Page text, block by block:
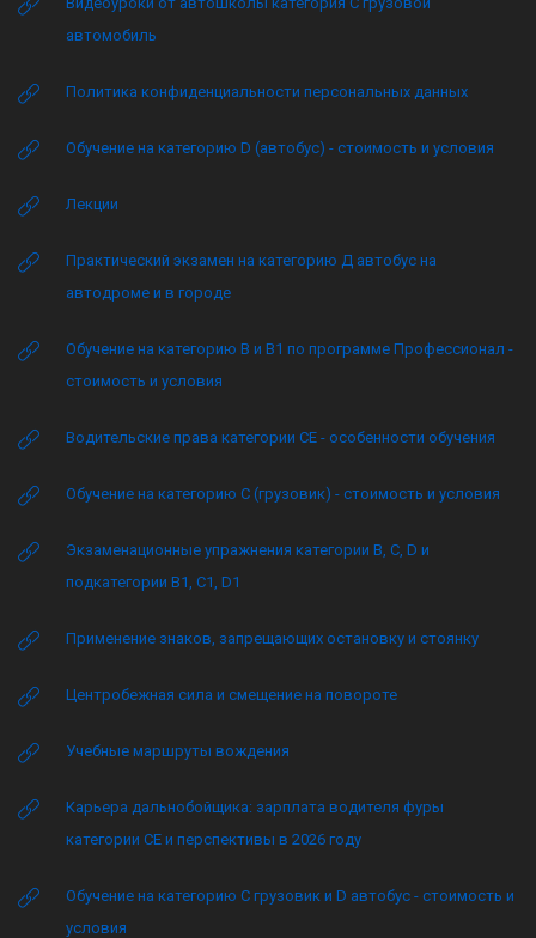
автомобиль
Политика конфиденциальности персональных данных
Обучение на категорию D (автобус) - стоимость и условия
Лекции
Практический экзамен на категорию Д автобус на
автодроме и в городе
Обучение на категорию B и B1 по программе Профессионал -
стоимость и условия
Водительские права категории CE - особенности обучения
Обучение на категорию C (грузовик) - стоимость и условия
Экзаменационные упражнения категории B, C, D и
подкатегории B1, C1, D1
Применение знаков, запрещающих остановку и стоянку
Центробежная сила и смещение на повороте
Учебные маршруты вождения
Карьера дальнобойщика: зарплата водителя фуры
категории CE и перспективы в 2026 году
Обучение на категорию C грузовик и D автобус - стоимость и
условия